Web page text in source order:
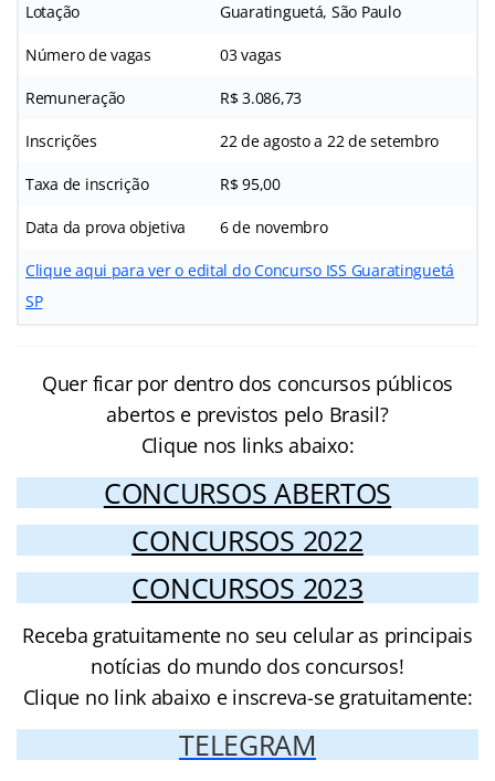
Lotação Guaratinguetá, São Paulo
Número de vagas 03 vagas
Remuneração R$ 3.086,73
Inscrições 22 de agosto a 22 de setembro
Taxa de inscrição R$ 95,00
Data da prova objetiva 6 de novembro
Clique aqui para ver o edital do Concurso ISS Guaratinguetá
SP
Quer ficar por dentro dos concursos públicos
abertos e previstos pelo Brasil?
Clique nos links abaixo:
CONCURSOS ABERTOS
CONCURSOS 2022
CONCURSOS 2023
Receba gratuitamente no seu celular as principais
notícias do mundo dos concursos!
Clique no link abaixo e inscreva-se gratuitamente:
TELEGRAM